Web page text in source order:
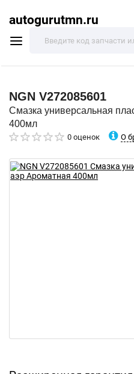
autogurutmn.ru
NGN V272085601
Смазка универсальная
400мл
0 оценок О